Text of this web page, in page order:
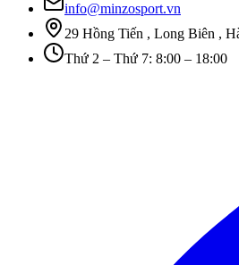
info@minzosport.vn
29 Hồng Tiến , Long Biên ,
Thứ 2 – Thứ 7: 8:00 – 18:00